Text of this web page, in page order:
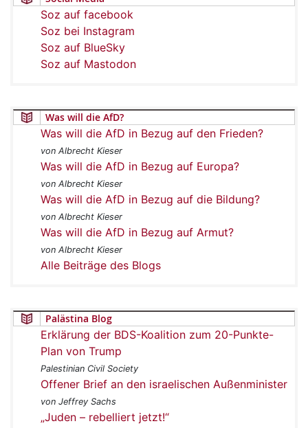
Soz auf facebook
Soz bei Instagram
Soz auf BlueSky
Soz auf Mastodon
Was will die AfD?
Was will die AfD in Bezug auf den Frieden?
von Albrecht Kieser
Was will die AfD in Bezug auf Europa?
von Albrecht Kieser
Was will die AfD in Bezug auf die Bildung?
von Albrecht Kieser
Was will die AfD in Bezug auf Armut?
von Albrecht Kieser
Alle Beiträge des Blogs
Palästina Blog
Erklärung der BDS-Koalition zum 20-Punkte-
Plan von Trump
Palestinian Civil Society
Offener Brief an den israelischen Außenminister
von Jeffrey Sachs
„Juden – rebelliert jetzt!“